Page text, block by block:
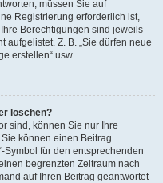
müssen Sie auf
Registrierung erforderlich ist,
Berechtigungen sind jeweils
aufgelistet. Z. B. „Sie dürfen neue
erstellen“ usw.
löschen?
sind, können Sie nur Ihre
können einen Beitrag
Symbol für den entsprechenden
begrenzten Zeitraum nach
auf Ihren Beitrag geantwortet